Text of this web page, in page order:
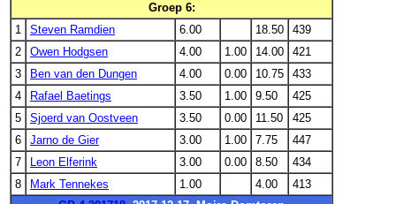
Groep 6:
1
Steven Ramdien 6.00 18.50
439
2
Owen Hodgsen 4.00 1.00 14.00
421
3
Ben van den Dungen 4.00 0.00 10.75
433
4
Rafael Baetings 3.50 1.00 9.50
425
5
Sjoerd van Oostveen 3.50 0.00 11.50
425
6
Jarno de Gier 3.00 1.00 7.75
447
7
Leon Elferink 3.00 0.00 8.50
434
8
Mark Tennekes 1.00 4.00
413